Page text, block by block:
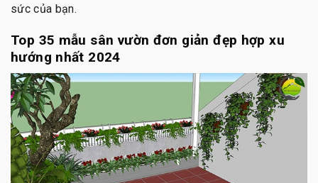
sức của bạn.
Top 35 mẫu sân vườn đơn giản đẹp hợp xu
hướng nhất 2024